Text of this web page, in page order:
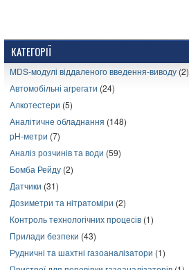
КАТЕГОРІЇ
MDS-модулі віддаленого введення-виводу (2)
Автомобільні агрегати (24)
Алкотестери (5)
Аналітичне обладнання (148)
pH-метри (7)
Аналіз розчинів та води (59)
Бомба Рейду (2)
Датчики (31)
Дозиметри та нітратоміри (2)
Контроль технологічних процесів (1)
Прилади безпеки (43)
Рудничні та шахтні газоаналізатори (1)